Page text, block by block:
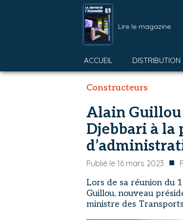
Lire le magazine
ACCUEIL DISTRIBUTION
Constructeurs
Alain Guillou
Djebbari à la
Publié le 16 mars 2023 ■
Lors de sa réunion du
Guillou, nouveau
ministre des